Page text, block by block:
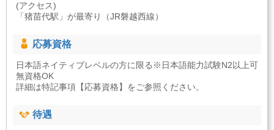
(アクセス)
「猪苗代駅」が最寄り（JR磐越西線）
応募資格
日本語ネイティブレベルの方に限る※日本語能力試験N2以上可
無資格OK
詳細は特記事項【応募資格】をご参照ください。
待遇